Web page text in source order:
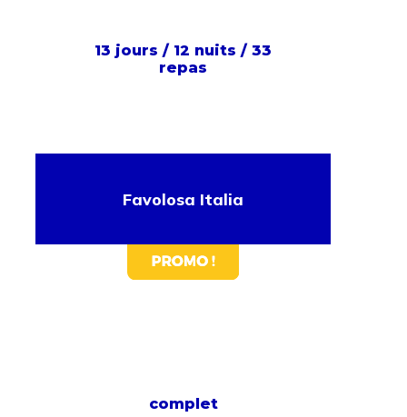
13 jours / 12 nuits / 33
repas
Favolosa Italia
complet